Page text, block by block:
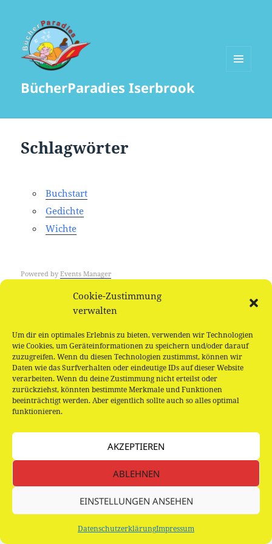
Cookie-Zustimmung
verwalten
Um dir ein optimales Erlebnis zu bieten, verwenden wir Technologien
wie Cookies, um Geräteinformationen zu speichern und/oder darauf
zuzugreifen. Wenn du diesen Technologien zustimmst, können wir
Daten wie das Surfverhalten oder eindeutige IDs auf dieser Website
verarbeiten. Wenn du deine Zustimmung nicht erteilst oder
zurückziehst, könnten bestimmte Merkmale und Funktionen
beeinträchtigt werden. Aber eigentlich sollte auch so alles optimal
funktionieren.
AKZEPTIEREN
ABLEHNEN
EINSTELLUNGEN ANSEHEN
DatenschutzerklärungImpressum
BücherParadies Iserbrook
Schlagwörter
Buchstart
Gedichte
Wichte
Powered byEvents Manager